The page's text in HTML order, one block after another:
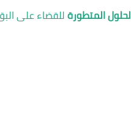
المتطورةللقضاء على